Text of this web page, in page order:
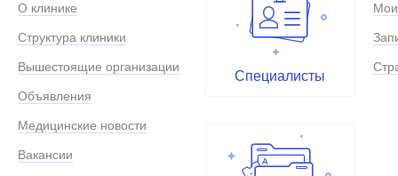
О клинике
Структура клиники
Вышестоящие организации
Объявления
Медицинские новости
Вакансии
Специалисты